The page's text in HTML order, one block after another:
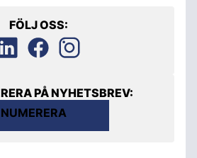
FÖLJ OSS:
PÅ NYHETSBREV: